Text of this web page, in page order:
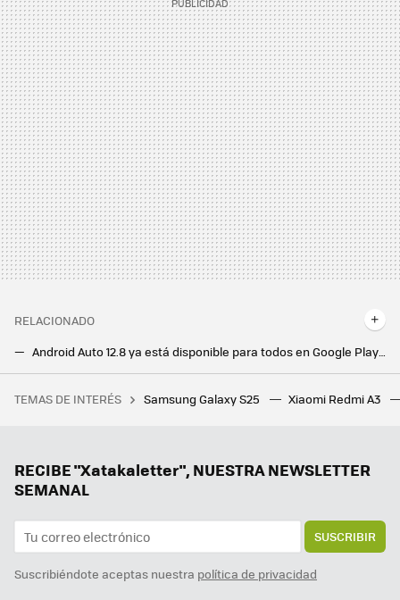
RELACIONADO
Android Auto 12.8 ya está disponible para todos en Google Play: qué cambia y cómo actualizar
Llegan cambios a Telegram tras el arresto de Pavel Durov: la app dice adiós a esta función
Fue a una entrevista de trabajo de Apple y acabaron haciéndole preguntas sobre huevos, monedas y cajas vacías
TEMAS DE INTERÉS Samsung Galaxy S25 Xiaomi Redmi A3
RECIBE "Xatakaletter", NUESTRA NEWSLETTER
SEMANAL
SUSCRIBIR
Suscribiéndote aceptas nuestra política de privacidad